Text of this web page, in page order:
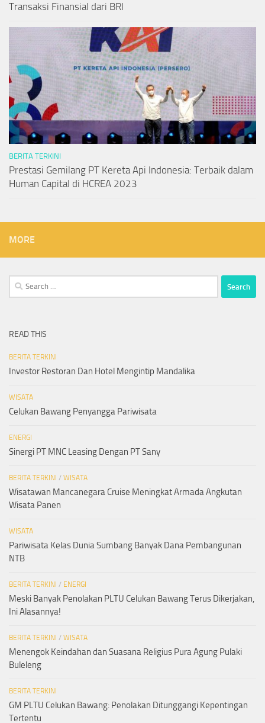
Transaksi Finansial dari BRI
BERITA TERKINI
Prestasi Gemilang PT Kereta Api Indonesia: Terbaik dalam
Human Capital di HCREA 2023
MORE
Search
for:
READ THIS
BERITA TERKINI
Investor Restoran Dan Hotel Mengintip Mandalika
WISATA
Celukan Bawang Penyangga Pariwisata
ENERGI
Sinergi PT MNC Leasing Dengan PT Sany
BERITA TERKINI / WISATA
Wisatawan Mancanegara Cruise Meningkat Armada Angkutan
Wisata Panen
WISATA
Pariwisata Kelas Dunia Sumbang Banyak Dana Pembangunan
NTB
BERITA TERKINI / ENERGI
Meski Banyak Penolakan PLTU Celukan Bawang Terus Dikerjakan,
Ini Alasannya!
BERITA TERKINI / WISATA
Menengok Keindahan dan Suasana Religius Pura Agung Pulaki
Buleleng
BERITA TERKINI
GM PLTU Celukan Bawang: Penolakan Ditunggangi Kepentingan
Tertentu